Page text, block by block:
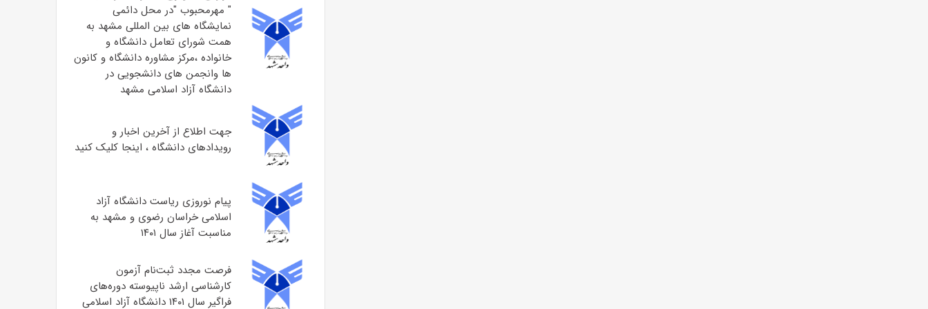
" مهرمحبوب "در محل دائمی
نمایشگاه های بین المللی مشهد به
همت شورای تعامل دانشگاه و
خانواده ،مرکز مشاوره دانشگاه و کانون
ها وانجمن های دانشجویی در
دانشگاه آزاد اسلامی مشهد
جهت اطلاع از آخرین اخبار و
رویدادهای دانشگاه ، اینجا کلیک کنید
پیام نوروزی ریاست دانشگاه آزاد
اسلامی خراسان رضوی و مشهد به
مناسبت آغاز سال ۱۴۰۱
فرصت مجدد ثبت‌نام آزمون
کارشناسی ارشد ناپیوسته دوره‌های
فراگیر سال ۱۴۰۱ دانشگاه آزاد اسلامی